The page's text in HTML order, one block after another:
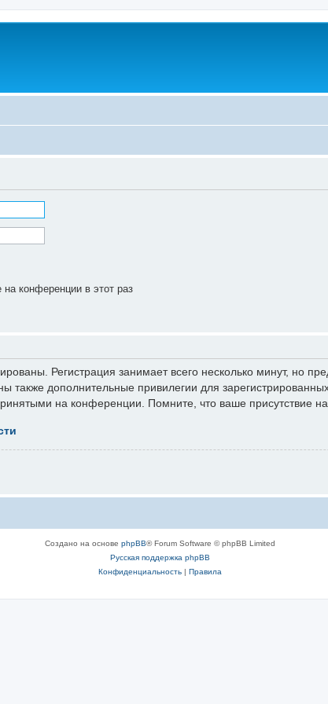
конференции в этот раз
Регистрация занимает всего несколько минут, но
дополнительные привилегии для
на конференции. Помните, что ваше присутствие
Создано на основе phpBB® Forum Software © phpBB Limited
Русская поддержка phpBB
Конфиденциальность| Правила